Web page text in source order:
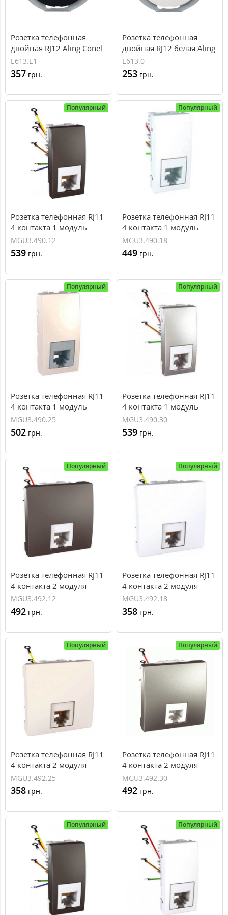
Розетка телефонная
двойная RJ12 Aling Conel
EON Черная (E613.E1)
E613.E1
357 грн.
Розетка телефонная
двойная RJ12 белая Aling
Conel EON (E613.0)
E613.0
253 грн.
Популярный
Розетка телефонная RJ11
4 контакта 1 модуль
серия Unica MGU3.490.12
MGU3.490.12
539 грн.
Популярный
Розетка телефонная RJ11
4 контакта 1 модуль
серия Unica MGU3.490.18
MGU3.490.18
449 грн.
Популярный
Розетка телефонная RJ11
4 контакта 1 модуль
серия Unica MGU3.490.25
MGU3.490.25
502 грн.
Популярный
Розетка телефонная RJ11
4 контакта 1 модуль
серия Unica MGU3.490.30
MGU3.490.30
539 грн.
Популярный
Розетка телефонная RJ11
4 контакта 2 модуля
серия Unica MGU3.492.12
MGU3.492.12
492 грн.
Популярный
Розетка телефонная RJ11
4 контакта 2 модуля
серия Unica MGU3.492.18
MGU3.492.18
358 грн.
Популярный
Розетка телефонная RJ11
4 контакта 2 модуля
серия Unica MGU3.492.25
MGU3.492.25
358 грн.
Популярный
Розетка телефонная RJ11
4 контакта 2 модуля
серия Unica MGU3.492.30
MGU3.492.30
492 грн.
Популярный Популярный